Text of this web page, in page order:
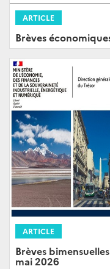
ARTICLE
Brèves
ARTICLE
Brèves
mai 2026